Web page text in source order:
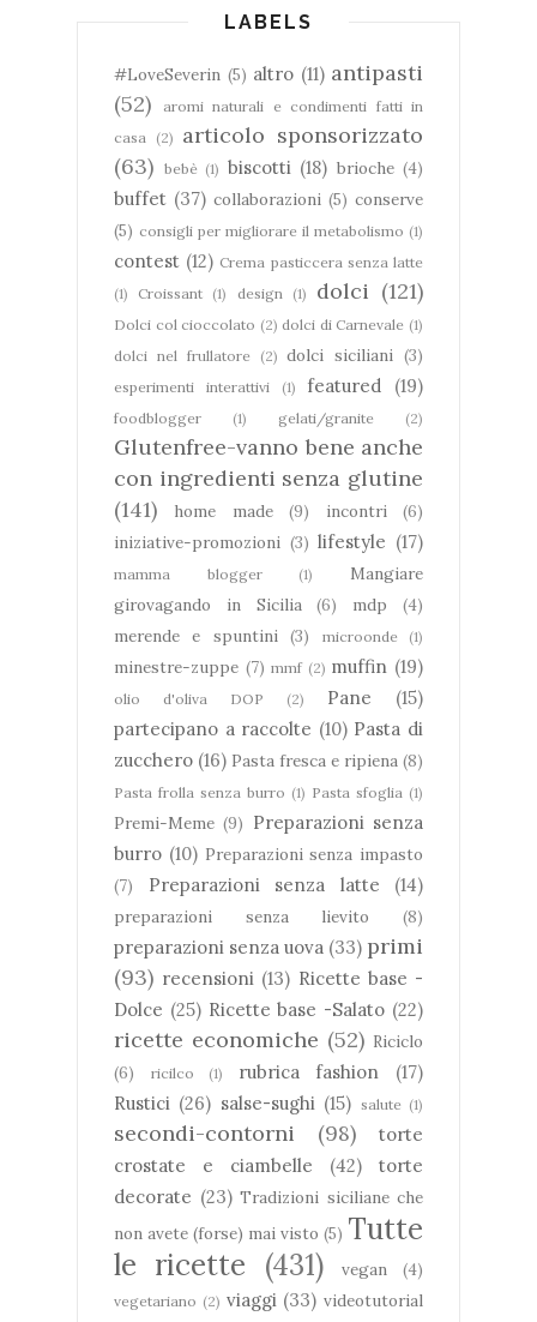
LABELS
#LoveSeverin (5) altro (11) antipasti
(52)
aromi naturali e condimenti fatti in
casa
(2) articolo sponsorizzato
(63) bebè (1) biscotti (18) brioche (4)
buffet (37) collaborazioni (5) conserve
(5) consigli per migliorare il metabolismo (1)
contest (12) Crema pasticcera senza latte
(1)
Croissant (1) design (1) dolci (121)
Dolci col cioccolato (2) dolci di Carnevale (1)
dolci nel frullatore
(2) dolci siciliani (3)
esperimenti interattivi (1) featured (19)
foodblogger (1) gelati/granite (2)
Glutenfree-vanno bene anche
con ingredienti senza glutine
(141)
home made (9) incontri
(6)
iniziative-promozioni (3) lifestyle (17)
mamma blogger (1)
Mangiare
girovagando in Sicilia
(6) mdp
(4)
merende e spuntini (3) microonde (1)
minestre-zuppe (7) mmf (2) muffin (19)
olio d'oliva DOP (2) Pane
(15)
partecipano a raccolte (10) Pasta di
zucchero (16) Pasta fresca e ripiena (8)
Pasta frolla senza burro (1) Pasta sfoglia (1)
Premi-Meme (9) Preparazioni senza
burro (10) Preparazioni senza impasto
(7)
Preparazioni senza latte (14)
preparazioni senza lievito (8)
preparazioni senza uova (33) primi
(93) recensioni (13) Ricette base -
Dolce (25) Ricette base -Salato (22)
ricette economiche (52) Riciclo
(6)
ricilco (1) rubrica fashion
(17)
Rustici (26) salse-sughi (15) salute (1)
secondi-contorni (98)
torte
crostate e ciambelle
(42)
torte
decorate (23) Tradizioni siciliane che
non avete (forse) mai visto (5) Tutte
le ricette (431) vegan (4)
vegetariano (2) viaggi (33) videotutorial